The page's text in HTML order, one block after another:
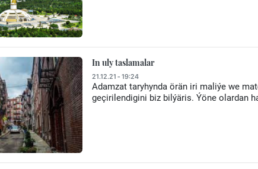
In uly taslamalar
21.12.21 - 19:24
Adamzat taryhynda örän iri maliýe we
geçirilendigini biz bilýäris. Ýöne olardan